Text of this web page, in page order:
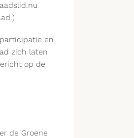
en
zich laten
op de
de Groene